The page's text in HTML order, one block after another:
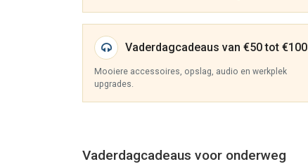
Vaderdagcadeaus van €50 tot €100
Mooiere accessoires, opslag, audio en werkplek
upgrades.
Vaderdagcadeaus voor onderweg